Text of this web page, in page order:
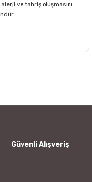
ve tahriş oluşmasını
Güvenli Alışveriş